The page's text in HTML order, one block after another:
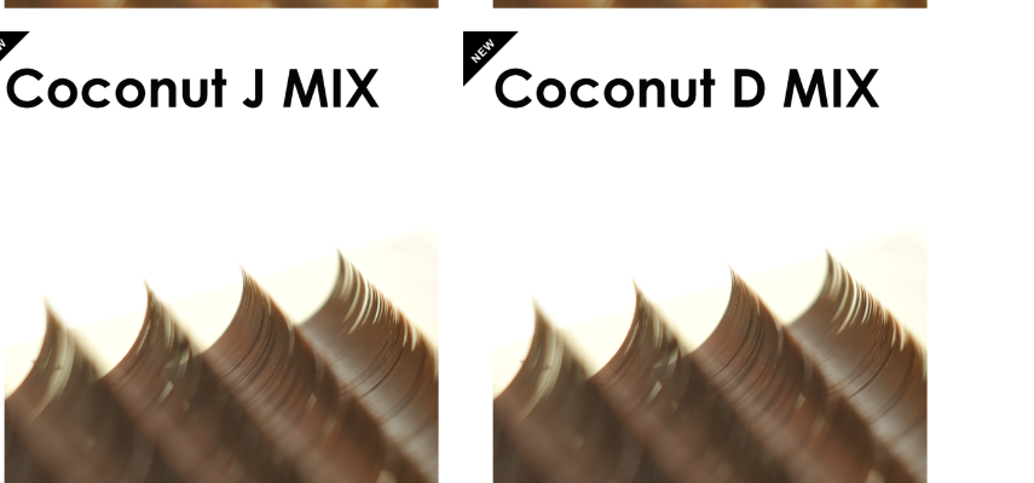
アリシアラッシュ ココナッツブラウンJカールMIX
¥2,500
アリシアラッシュ ココナッツブラウンDカールMIX
¥2,500